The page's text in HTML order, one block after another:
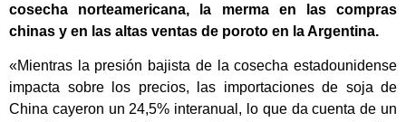
cosecha norteamericana, la merma en las compras
chinas y en las altas ventas de poroto en la Argentina.
«Mientras la presión bajista de la cosecha estadounidense
impacta sobre los precios, las importaciones de soja de
China cayeron un 24,5% interanual, lo que da cuenta de un